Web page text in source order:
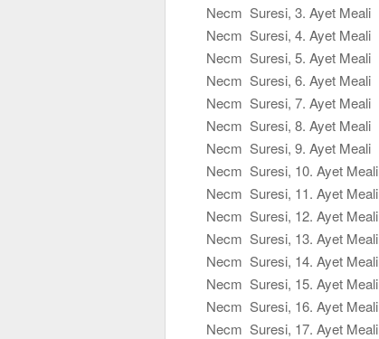
Necm Suresi, 3. Ayet Meali
Necm Suresi, 4. Ayet Meali
Necm Suresi, 5. Ayet Meali
Necm Suresi, 6. Ayet Meali
Necm Suresi, 7. Ayet Meali
Necm Suresi, 8. Ayet Meali
Necm Suresi, 9. Ayet Meali
Necm Suresi, 10. Ayet Meali
Necm Suresi, 11. Ayet Meali
Necm Suresi, 12. Ayet Meali
Necm Suresi, 13. Ayet Meali
Necm Suresi, 14. Ayet Meali
Necm Suresi, 15. Ayet Meali
Necm Suresi, 16. Ayet Meali
Necm Suresi, 17. Ayet Meali